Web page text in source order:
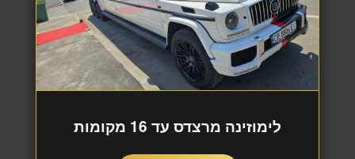
לימוזינה מרצדס עד 16 מקומות